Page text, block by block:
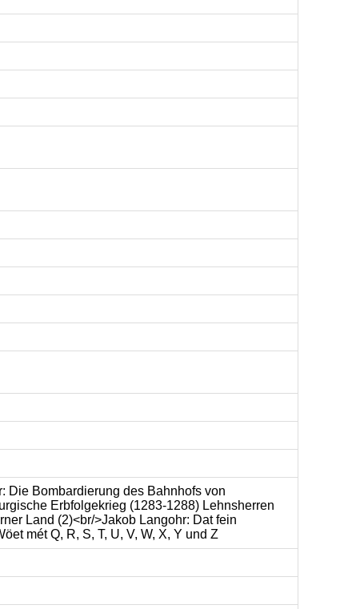
Die Bombardierung des Bahnhofs von
Erbfolgekrieg (1283-1288) Lehnsherren
Land (2)<br/>Jakob Langohr: Dat fein
mét Q, R, S, T, U, V, W, X, Y und Z